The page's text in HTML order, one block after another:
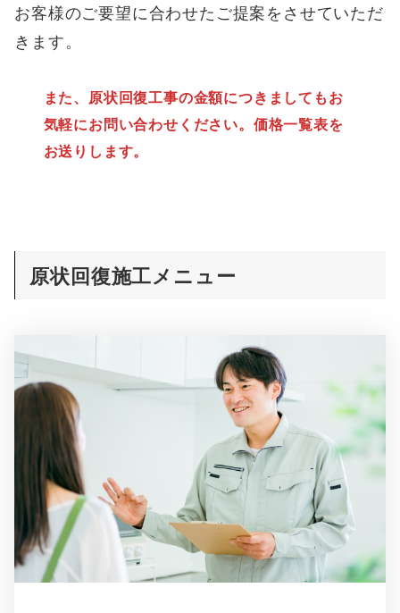
お客様のご要望に合わせたご提案をさせていただ
きます。
また、原状回復工事の金額につきましてもお
気軽にお問い合わせください。価格一覧表を
お送りします。
原状回復施工メニュー